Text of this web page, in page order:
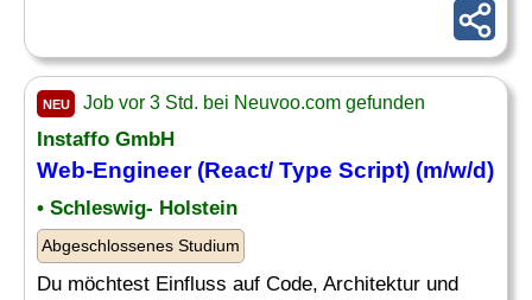
NEU Job vor 3 Std. bei Neuvoo.com gefunden
Instaffo GmbH
Web-Engineer (React/ Type Script) (m/w/d)
• Schleswig- Holstein
Abgeschlossenes Studium
Du möchtest Einfluss auf Code, Architektur und